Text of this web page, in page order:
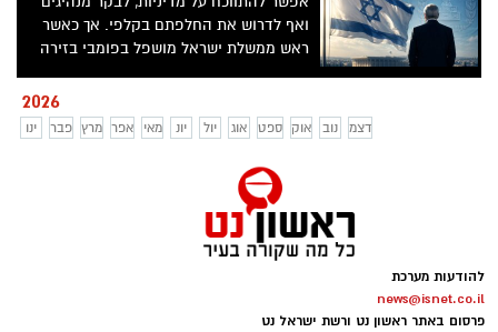
ואף לדרוש את החלפתם בקלפי. אך כאשר
ראש ממשלת ישראל מושפל בפומבי בזירה
אלא גם בכבודה של המדינה שהוא מייצג. בין
שאול המלך לנתניהו, מחשבות על גבולות
הביקורת ועל כבוד לאומי
2026
ינו פבר מרץ אפר מאי יונ יול אוג ספט אוק נוב דצמ
להודעות מערכת
news@isnet.co.il
פרסום באתר ראשון נט ורשת ישראל נט